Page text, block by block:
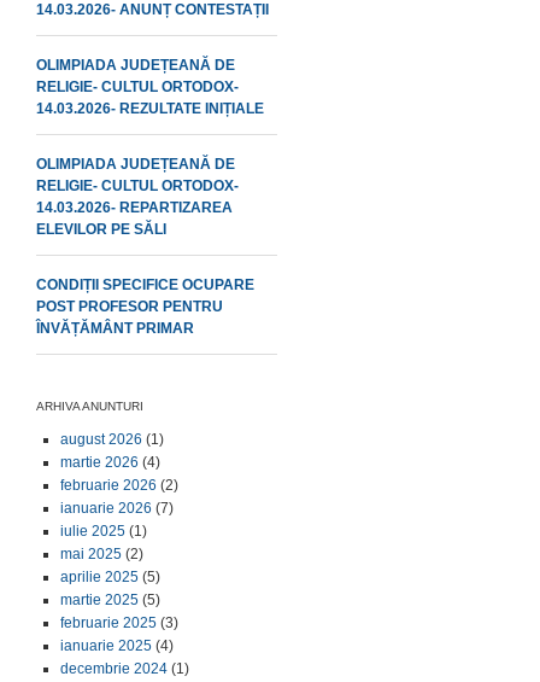
14.03.2026- ANUNȚ CONTESTAȚII
OLIMPIADA JUDEȚEANĂ DE
RELIGIE- CULTUL ORTODOX-
14.03.2026- REZULTATE INIȚIALE
OLIMPIADA JUDEȚEANĂ DE
RELIGIE- CULTUL ORTODOX-
14.03.2026- REPARTIZAREA
ELEVILOR PE SĂLI
CONDIȚII SPECIFICE OCUPARE
POST PROFESOR PENTRU
ÎNVĂȚĂMÂNT PRIMAR
ARHIVA ANUNTURI
august 2026 (1)
martie 2026 (4)
februarie 2026 (2)
ianuarie 2026 (7)
iulie 2025 (1)
mai 2025 (2)
aprilie 2025 (5)
martie 2025 (5)
februarie 2025 (3)
ianuarie 2025 (4)
decembrie 2024 (1)